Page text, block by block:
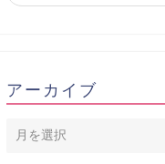
アーカイブ